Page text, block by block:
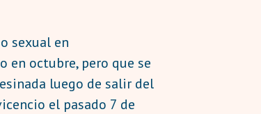
sexual en
en octubre, pero que se
luego de salir del
el pasado 7 de